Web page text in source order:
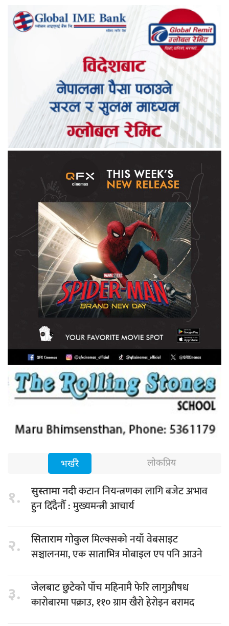
भर्खरै लोकप्रिय
१. सुस्तामा नदीकटान नियन्त्रणका लागि बजेट अभाव
हुन दिँदैनौँ : मुख्यमन्त्री आचार्य
२. सिताराम गोकुलमिल्क्सको नयाँ वेबसाइट
सञ्चालनमा, एक साताभित्र मोबाइल एप पनि आउने
३. जेलबाट छुटेकोपाँच महिनामै फेरि लागुऔषध
कारोबारमा पक्राउ, ११० ग्राम खैरो हेरोइन बरामद